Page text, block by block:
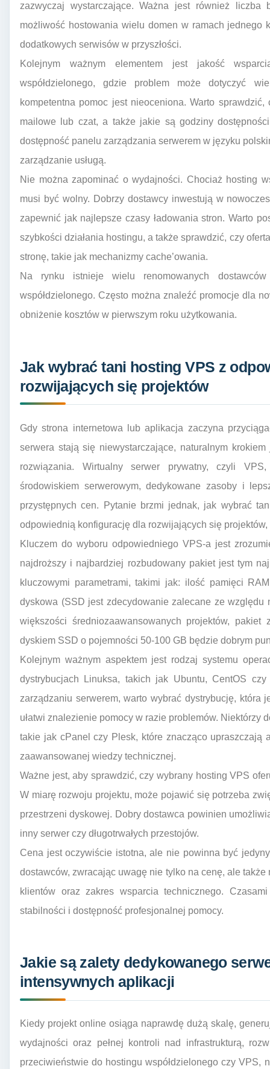
zazwyczaj wystarczające. Ważna jest również
możliwość hostowania wielu domen w ramach jednego
dodatkowych serwisów w przyszłości.
Kolejnym ważnym elementem jest jakość
współdzielonego, gdzie problem może dotyczyć
kompetentna pomoc jest nieoceniona. Warto
mailowe lub czat, a także jakie są godziny
dostępność panelu zarządzania serwerem w języku
zarządzanie usługą.
Nie można zapominać o wydajności. Chociaż hosting
musi być wolny. Dobrzy dostawcy inwestują w
zapewnić jak najlepsze czasy ładowania stron. Warto
szybkości działania hostingu, a także sprawdzić, czy
stronę, takie jak mechanizmy cache’owania.
Na rynku istnieje wielu renomowanych
współdzielonego. Często można znaleźć promocje dla
obniżenie kosztów w pierwszym roku użytkowania.
Jak wybrać tani hosting VPS z
rozwijających się projektów
Gdy strona internetowa lub aplikacja zaczyna
serwera stają się niewystarczające, naturalnym
rozwiązania. Wirtualny serwer prywatny, czyli
środowiskiem serwerowym, dedykowane zasoby i
przystępnych cen. Pytanie brzmi jednak, jak wybrać
odpowiednią konfigurację dla rozwijających się
Kluczem do wyboru odpowiedniego VPS-a jest
najdroższy i najbardziej rozbudowany pakiet jest tym
kluczowymi parametrami, takimi jak: ilość pamięci
dyskowa (SSD jest zdecydowanie zalecane ze względu
większości średniozaawansowanych projektów,
dyskiem SSD o pojemności 50-100 GB będzie dobrym
Kolejnym ważnym aspektem jest rodzaj systemu
dystrybucjach Linuksa, takich jak Ubuntu, CentOS
zarządzaniu serwerem, warto wybrać dystrybucję, która
ułatwi znalezienie pomocy w razie problemów. Niektórzy
takie jak cPanel czy Plesk, które znacząco upraszczają
zaawansowanej wiedzy technicznej.
Ważne jest, aby sprawdzić, czy wybrany hosting VPS
W miarę rozwoju projektu, może pojawić się potrzeba
przestrzeni dyskowej. Dobry dostawca powinien
inny serwer czy długotrwałych przestojów.
Cena jest oczywiście istotna, ale nie powinna być
dostawców, zwracając uwagę nie tylko na cenę, ale
klientów oraz zakres wsparcia technicznego.
stabilności i dostępność profesjonalnej pomocy.
Jakie są zalety dedykowanego
intensywnych aplikacji
Kiedy projekt online osiąga naprawdę dużą skalę,
wydajności oraz pełnej kontroli nad infrastrukturą,
przeciwieństwie do hostingu współdzielonego czy VPS,